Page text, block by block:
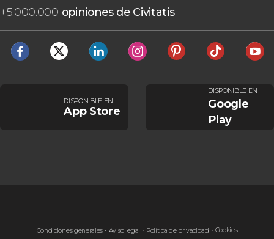
+5.000.000 opiniones de Civitatis
DISPONIBLE EN
App Store
DISPONIBLE EN
Google
Play
Condiciones generales Aviso legal Política de privacidad Cookies